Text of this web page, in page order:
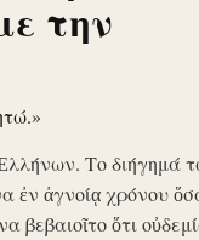
την
Το διήγημά
ἐν ἀγνοίᾳ χρόνου
βεβαιοῖτο ὅτι